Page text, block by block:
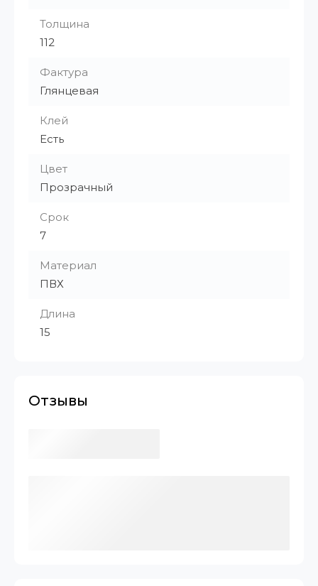
Толщина
112
Фактура
Глянцевая
Клей
Есть
Цвет
Прозрачный
Срок
7
Материал
ПВХ
Длина
15
Отзывы